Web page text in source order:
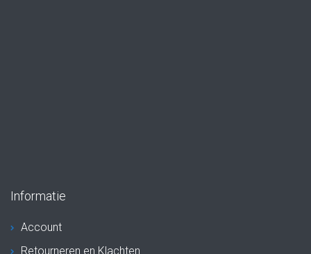
Informatie
Account
Retourneren en Klachten